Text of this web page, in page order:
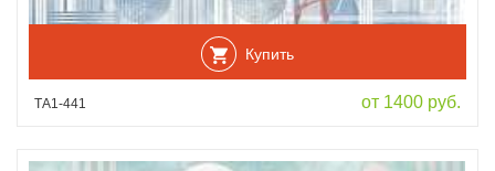
Купить
ТА1-441 от 1400 руб.